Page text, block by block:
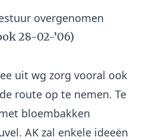
28-02-’06)
uit wg zorg vooral ook
route op te nemen. Te
bloembakken
AK zal enkele ideeën